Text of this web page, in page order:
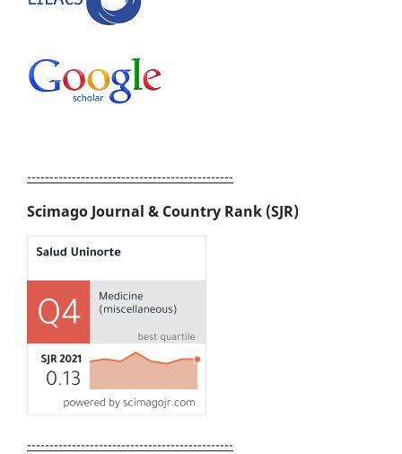
----------------------------------------------
Scimago Journal & Country Rank (SJR)
----------------------------------------------